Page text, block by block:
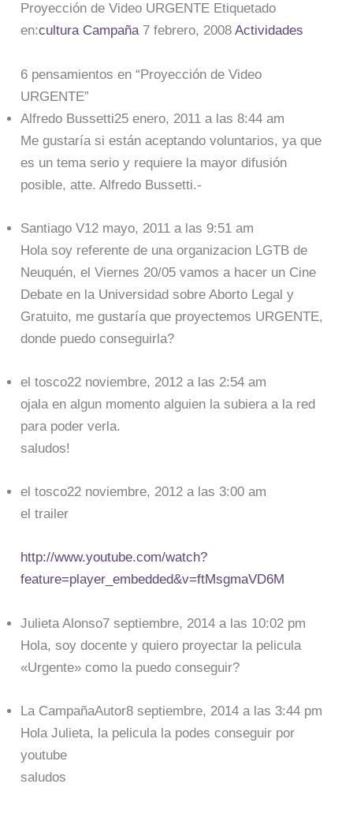
Proyección de Video URGENTE Etiquetado
en:cultura Campaña7 febrero, 2008Actividades
6 pensamientos en “Proyección de Video
URGENTE”
Alfredo Bussetti25 enero, 2011 a las 8:44 am
Me gustaría si están aceptando voluntarios, ya que
es un tema serio y requiere la mayor difusión
posible, atte. Alfredo Bussetti.-
Santiago V12 mayo, 2011 a las 9:51 am
Hola soy referente de una organizacion LGTB de
Neuquén, el Viernes 20/05 vamos a hacer un Cine
Debate en la Universidad sobre Aborto Legal y
Gratuito, me gustaría que proyectemos URGENTE,
donde puedo conseguirla?
el tosco22 noviembre, 2012 a las 2:54 am
ojala en algun momento alguien la subiera a la red
para poder verla.
saludos!
el tosco22 noviembre, 2012 a las 3:00 am
el trailer
http://www.youtube.com/watch?
feature=player_embedded&v=ftMsgmaVD6M
Julieta Alonso7 septiembre, 2014 a las 10:02 pm
Hola, soy docente y quiero proyectar la pelicula
«Urgente» como la puedo conseguir?
La CampañaAutor8 septiembre, 2014 a las 3:44 pm
Hola Julieta, la pelicula la podes conseguir por
youtube
saludos